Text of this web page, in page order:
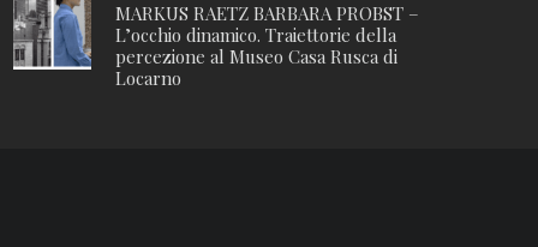
MARKUS RAETZ BARBARA PROBST –
L’occhio dinamico. Traiettorie della
percezione al Museo Casa Rusca di
Locarno